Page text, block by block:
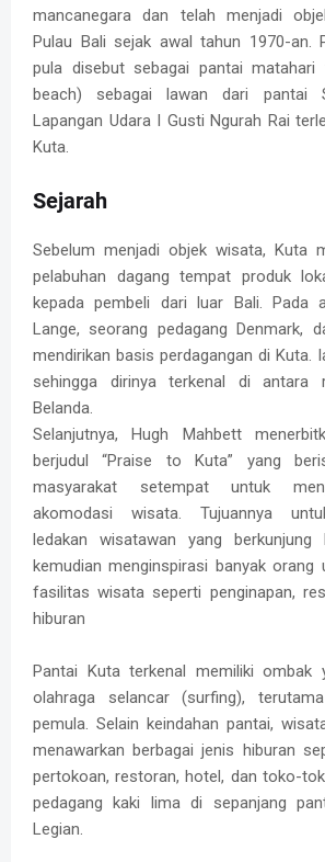
mancanegara dan telah menjadi
Pulau Bali sejak awal tahun 1970-an.
pula disebut sebagai pantai matahari
beach) sebagai lawan dari pantai
Lapangan Udara I Gusti Ngurah Rai
Kuta.
Sejarah
Sebelum menjadi objek wisata, Kuta
pelabuhan dagang tempat produk
kepada pembeli dari luar Bali. Pada
Lange, seorang pedagang Denmark,
mendirikan basis perdagangan di Kuta.
sehingga dirinya terkenal di antara
Belanda.
Selanjutnya, Hugh Mahbett
berjudul “Praise to Kuta” yang
masyarakat setempat untuk
akomodasi wisata. Tujuannya
ledakan wisatawan yang
kemudian menginspirasi banyak orang
fasilitas wisata seperti penginapan,
hiburan
Pantai Kuta terkenal memiliki ombak
olahraga selancar (surfing),
pemula. Selain keindahan pantai,
menawarkan berbagai jenis hiburan
pertokoan, restoran, hotel, dan toko-
pedagang kaki lima di sepanjang
Legian.